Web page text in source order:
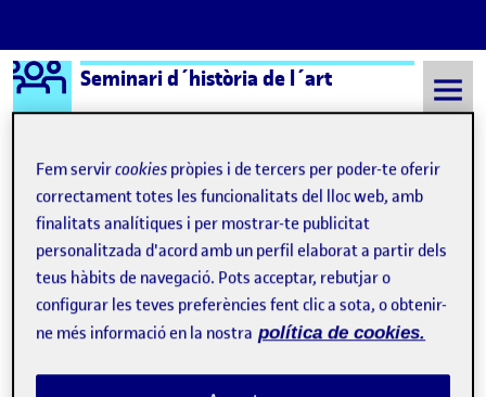
Saltar al contingut
Logo Ágora
Seminari d´història de l´art
Semestre 20211 - Aula 1 8 Setembre, 2021
8 Setembre, 2021
Fem servircookies pròpies i de tercers per poder-te oferir
correctament totes les funcionalitats del lloc web, amb
finalitats analítiques i per mostrar-te publicitat
personalitzada d'acord amb un perfil elaborat a partir dels
teus hàbits de navegació. Pots acceptar, rebutjar o
configurar les teves preferències fent clic a sota, o obtenir-
ne més informació en la nostra política de cookies.